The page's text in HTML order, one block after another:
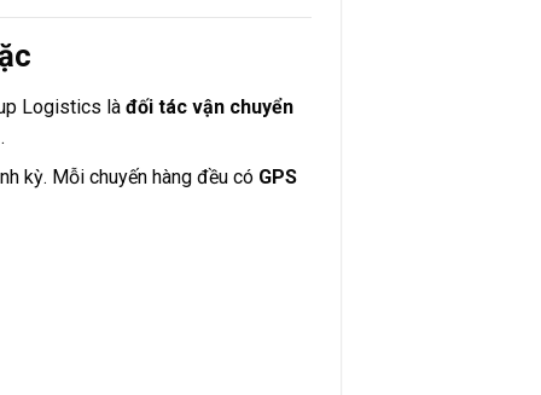
Logistics làđối tác vận chuyển
kỳ. Mỗi chuyến hàng đều có GPS